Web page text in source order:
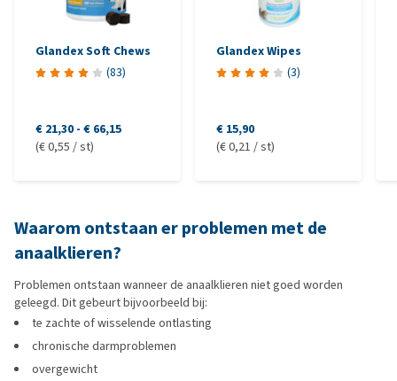
Glandex Soft Chews
(83)
€ 21,30 - € 66,15
(€ 0,55 / st)
Glandex Wipes
(3)
€ 15,90
(€ 0,21 / st)
Waarom ontstaan er problemen met de
anaalklieren?
Problemen ontstaan wanneer de anaalklieren niet goed worden
geleegd. Dit gebeurt bijvoorbeeld bij:
te zachte of wisselende ontlasting
chronische darmproblemen
overgewicht